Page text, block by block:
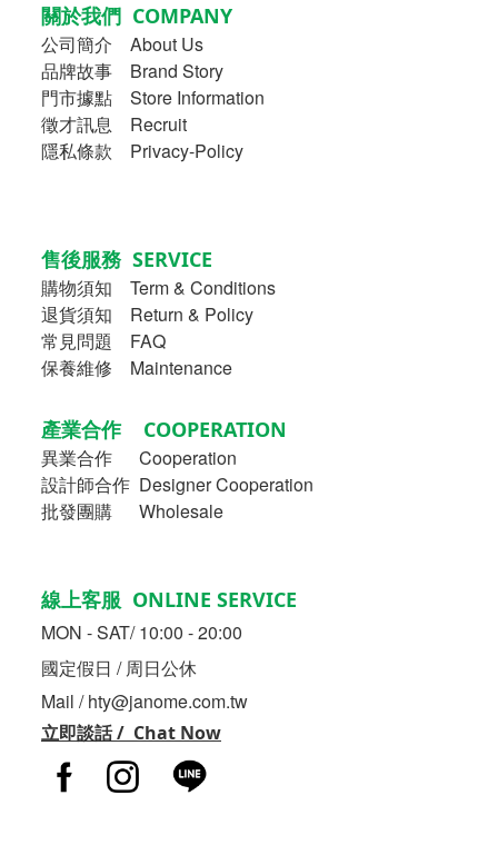
關於我們 COMPANY
公司簡介
About Us
品牌故事
Brand Story
門市據點 Store Information
徵才訊息 Recruit
隱私條款 Privacy-Policy
售後服務 SERVICE
購物須知
Term & Conditions
退貨須知 Return & Policy
常見問題 FAQ
保養維修 Maintenance
產業合作 COOPERATION
異業合作
Cooperation
設計師合作 Designer Cooperation
批發團購 Wholesale
線上客服 ONLINE SERVICE
MON - SAT/ 10:00 - 20:00
國定假日 / 周日公休
Mail / hty@janome.com.tw
立即談話 / Chat Now